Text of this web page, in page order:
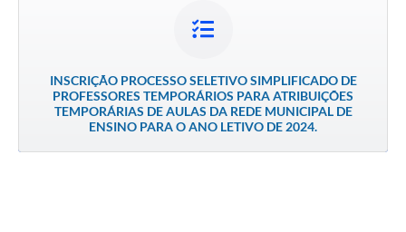
Notícias
INSCRIÇÃO PROCESSO SELETIVO SIMPLIFICADO DE
PROFESSORES TEMPORÁRIOS PARA ATRIBUIÇÕES
TEMPORÁRIAS DE AULAS DA REDE MUNICIPAL DE
ENSINO PARA O ANO LETIVO DE 2024.